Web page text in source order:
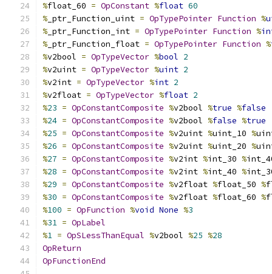
%float_60 = OpConstant %float 60
% _ptr_Function_uint = OpTypePointer Function %
% _ptr_Function_int = OpTypePointer Function %
% _ptr_Function_float = OpTypePointer Function %
%v2bool = OpTypeVector %bool 2
%v2uint = OpTypeVector %uint 2
%v2int = OpTypeVector %int 2
%v2float = OpTypeVector %float 2
%23 = OpConstantComposite %v2bool %true %false
%24 = OpConstantComposite %v2bool %false %true
%25 = OpConstantComposite %v2uint %uint_10 %
%26 = OpConstantComposite %v2uint %uint_20 %
%27 = OpConstantComposite %v2int %int_30 %
%28 = OpConstantComposite %v2int %int_40 %
%29 = OpConstantComposite %v2float %float_50 %
%30 = OpConstantComposite %v2float %float_60 %
%100 = OpFunction %void None %3
%31 = OpLabel
%1 = OpSLessThanEqual %v2bool %25 %28
OpReturn
OpFunctionEnd